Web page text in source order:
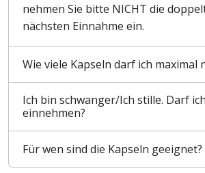
nehmen Sie bitte NICHT die
nächsten Einnahme ein.
Wie viele Kapseln darf ich maximal
Ich bin schwanger/Ich stille. Darf
einnehmen?
Für wen sind die Kapseln geeignet?